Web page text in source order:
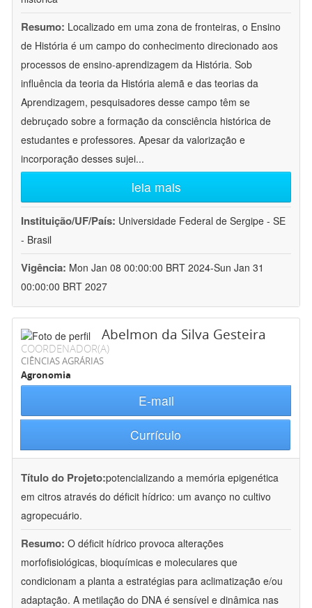
Resumo: Localizado em uma zona de fronteiras, o Ensino
de História é um campo do conhecimento direcionado aos
processos de ensino-aprendizagem da História. Sob
influência da teoria da História alemã e das teorias da
Aprendizagem, pesquisadores desse campo têm se
debruçado sobre a formação da consciência histórica de
estudantes e professores. Apesar da valorização e
incorporação desses sujei...
leia mais
Instituição/UF/País: Universidade Federal de Sergipe - SE
- Brasil
Vigência: Mon Jan 08 00:00:00 BRT 2024-Sun Jan 31
00:00:00 BRT 2027
Abelmon da Silva Gesteira
COORDENADOR(A)
CIÊNCIAS AGRÁRIAS
Agronomia
E-mail
Currículo
Título do Projeto:potencializando a memória epigenética
em citros através do déficit hídrico: um avanço no cultivo
agropecuário.
Resumo: O déficit hídrico provoca alterações
morfofisiológicas, bioquímicas e moleculares que
condicionam a planta a estratégias para aclimatização e/ou
adaptação. A metilação do DNA é sensível e dinâmica nas